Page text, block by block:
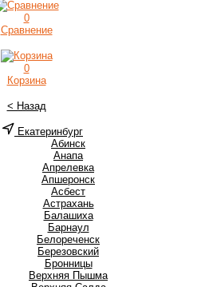
0
Сравнение
0
Корзина
< Назад
Екатеринбург
Абинск
Анапа
Апрелевка
Апшеронск
Асбест
Астрахань
Балашиха
Барнаул
Белореченск
Березовский
Бронницы
Верхняя Пышма